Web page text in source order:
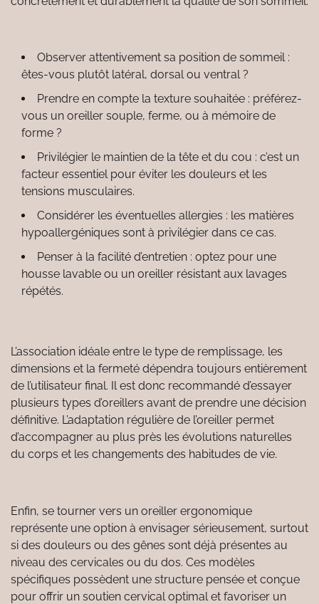
Observer attentivement sa position de sommeil :
êtes-vous plutôt latéral, dorsal ou ventral ?
Prendre en compte la texture souhaitée : préférez-
vous un oreiller souple, ferme, ou à mémoire de
forme ?
Privilégier le maintien de la tête et du cou : c’est un
facteur essentiel pour éviter les douleurs et les
tensions musculaires.
Considérer les éventuelles allergies : les matières
hypoallergéniques sont à privilégier dans ce cas.
Penser à la facilité d’entretien : optez pour une
housse lavable ou un oreiller résistant aux lavages
répétés.
L’association idéale entre le type de remplissage, les
dimensions et la fermeté dépendra toujours entièrement
de l’utilisateur final. Il est donc recommandé d’essayer
plusieurs types d’oreillers avant de prendre une décision
définitive. L’adaptation régulière de l’oreiller permet
d’accompagner au plus près les évolutions naturelles
du corps et les changements des habitudes de vie.
Enfin, se tourner vers un oreiller ergonomique
représente une option à envisager sérieusement, surtout
si des douleurs ou des gênes sont déjà présentes au
niveau des cervicales ou du dos. Ces modèles
spécifiques possèdent une structure pensée et conçue
pour offrir un soutien cervical optimal et favoriser un